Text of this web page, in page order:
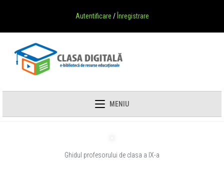
Autentificare / Înregistrare
MENIU
Ghidul profesorului de clasa a IX-a